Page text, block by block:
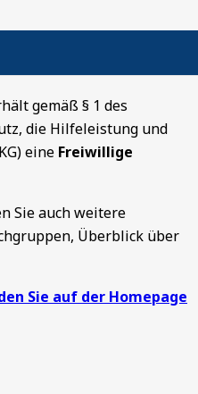
gemäß § 1 des
die Hilfeleistung und
eine Freiwillige
Sie auch weitere
Überblick über
Sie auf der Homepage